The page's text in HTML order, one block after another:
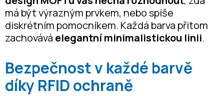
má být výrazným prvkem, nebo spíše
diskrétním pomocníkem. Každá barva přitom
zachovává elegantní minimalistickou linii.
Bezpečnost v každé barvě
díky RFID ochraně